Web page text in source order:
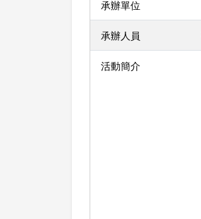
承辦單位
承辦人員
活動簡介